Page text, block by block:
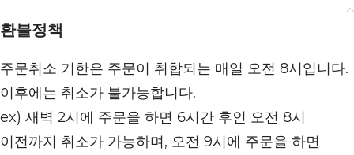
환불정책
주문취소 기한은 주문이 취합되는 매일 오전 8시입니다.
이후에는 취소가 불가능합니다.
ex) 새벽 2시에 주문을 하면 6시간 후인 오전 8시
이전까지 취소가 가능하며, 오전 9시에 주문을 하면